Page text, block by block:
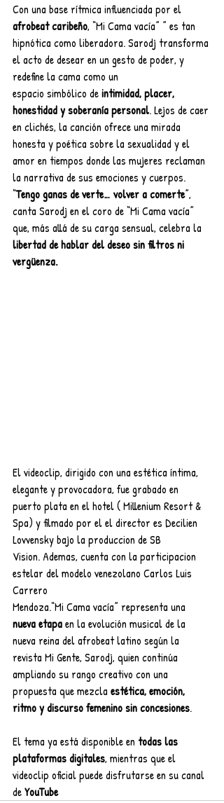
Con una base rítmica influenciada por el
afrobeat caribeño, “Mi Cama vacía” ” es tan
hipnótica como liberadora. Sarodj transforma
el acto de desear en un gesto de poder, y
redefine la cama como un
espacio simbólico de intimidad, placer,
honestidad y soberanía personal. Lejos de caer
en clichés, la canción ofrece una mirada
honesta y poética sobre la sexualidad y el
amor en tiempos donde las mujeres reclaman
la narrativa de sus emociones y cuerpos.
“Tengo ganas de verte… volver a comerte”,
canta Sarodj en el coro de “Mi Cama vacía”
que, más allá de su carga sensual, celebra la
libertad de hablar del deseo sin filtros ni
vergüenza.
El videoclip, dirigido con una estética íntima,
elegante y provocadora, fue grabado en
puerto plata en el hotel ( Millenium Resort &
Spa) y filmado por el el director es Decilien
Lovvensky bajo la produccion de SB
Vision. Ademas, cuenta con la participacion
estelar del modelo venezolano Carlos Luis
Carrero
Mendoza.“Mi Cama vacía” representa una
nueva etapa en la evolución musical de la
nueva reina del afrobeat latino según la
revista Mi Gente, Sarodj, quien continúa
ampliando su rango creativo con una
propuesta que mezcla estética, emoción,
ritmo y discurso femenino sin concesiones.
El tema ya está disponible en todas las
plataformas digitales, mientras que el
videoclip oficial puede disfrutarse en su canal
de YouTube